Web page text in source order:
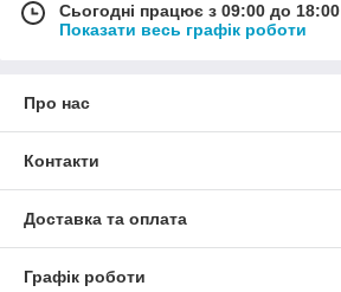
Сьогодні працює з 09:00 до 18:00
Показати весь графік роботи
Про нас
Контакти
Доставка та оплата
Графік роботи